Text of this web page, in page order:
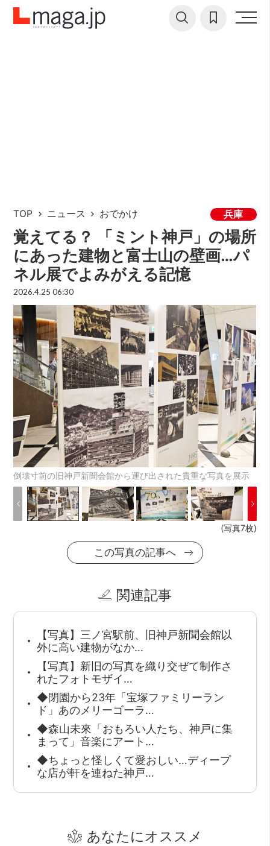
TOP ニュース おでかけ 兵庫
覚えてる？ 「ミント神戸」の場所
にあった建物と富士山の壁画…パ
ネル展でよみがえる記憶
2026.4.25 06:30
倒壊寸前の旧神戸新聞会館から運び出された貴重な写真を展示
(写真7枚)
この写真の記事へ
関連記事
【写真】三ノ宮駅前、旧神戸新聞会館以
外に高い建物がなか…
【写真】新旧の写真を織り交ぜて制作さ
れたフォトモザイ…
◆閉園から23年「宝塚ファミリーラン
ド」あのメリーゴーラ…
◆森山未來「おもろい人たち、神戸に集
まって」音楽にアート…
◆ちょっと怪しくて愛おしい…ディープ
な店が軒を連ねた神戸…
あなたにオススメ